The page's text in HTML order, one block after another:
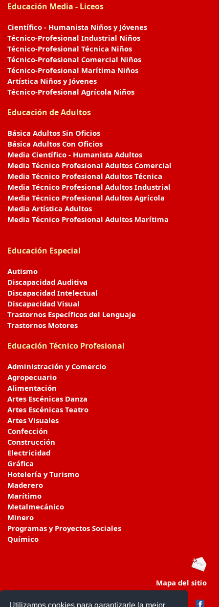
Utilizamos cookies para garantizarle la mejor
Educación Media - Liceos
Científico - Humanista Niños y Jóvenes
Técnico-Profesional Industrial Niños
Técnico-Profesional Técnica Niños
Técnico-Profesional Comercial Niños
Técnico-Profesional Marítima Niños
Artística Niños y Jóvenes
Técnico-Profesional Agrícola Niños
Educación de Adultos
Básica Adultos Sin Oficios
Básica Adultos Con Oficios
Media Científico - Humanista Adultos
Media Técnico Profesional Adultos Comercial
Media Técnico Profesional Adultos Técnica
Media Técnico Profesional Adultos Industrial
Media Técnico Profesional Adultos Agrícola
Media Artística Adultos
Media Técnico Profesional Adultos Marítima
Educación Especial
Autismo
Discapacidad Auditiva
Discapacidad Intelectual
Discapacidad Visual
Trastornos Específicos del Lenguaje
Trastornos Motores
Educación Técnico Profesional
Administración y Comercio
Agropecuario
Alimentación
Artes Escénicas Danza
Artes Escénicas Teatro
Artes Visuales
Confección
Construcción
Electricidad
Gráfica
Hotelería y Turismo
Maderero
Marítimo
Metalmecánico
Minero
Programas y Proyectos Sociales
Químico
Mapa del sitio